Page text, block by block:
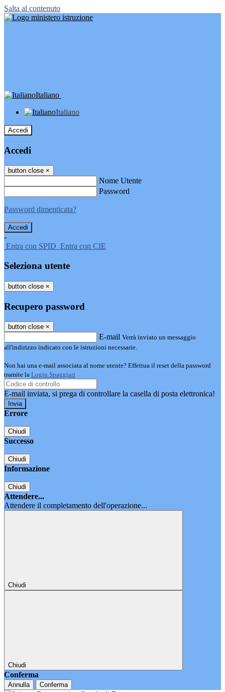
Salta al contenuto
Italiano
Italiano
Accedi
Accedi
button close ×
Nome Utente
Password
Password dimenticata?
-
Entra con SPID Entra con CIE
Seleziona utente
button close ×
Recupero password
button close ×
E-mail Verrà inviato un messaggio
all'indirizzo indicato con le istruzioni necessarie.
Non hai una e-mail associata al nome utente? Effettua il reset della password
tramite la Login Spaggiari
E-mail inviata, si prega di controllare la casella di posta elettronica!
Errore
Chiudi
Successo
Chiudi
Informazione
Chiudi
Attendere...
Attendere il completamento dell'operazione...
Chiudi
Chiudi
Conferma
Annulla Conferma